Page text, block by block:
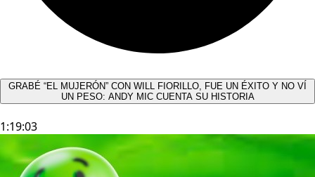
GRABÉ “EL MUJERÓN” CON WILL FIORILLO, FUE UN ÉXITO Y NO VÍ
UN PESO: ANDY MIC CUENTA SU HISTORIA
1:19:03